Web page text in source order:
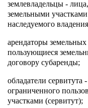
землевладельцы -
земельными
наследуемого
арендаторы земельных
пользующиеся
договору субаренды;
обладатели сервитута
ограниченного
участками (сервитут);